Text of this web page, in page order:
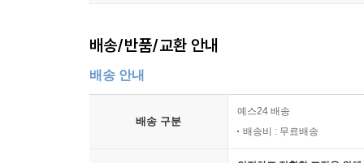
배송/반품/교환 안내
배송 안내
배송 구분
예스24 배송
배송비 : 무료배송